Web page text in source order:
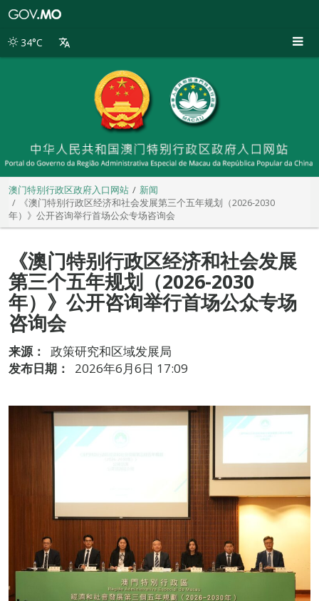
别
34°C
澳门特别行政区政府入口网站
新闻
《澳门特别行政区经济和社会发展第三个五年规划（2026-2030
年）》公开咨询举行首场公众专场咨询会
《澳门特别行政区经济和社会发展
第三个五年规划（2026-2030
年）》公开咨询举行首场公众专场
咨询会
来源：
政策研究和区域发展局
发布日期：
2026年6月6日 17:09